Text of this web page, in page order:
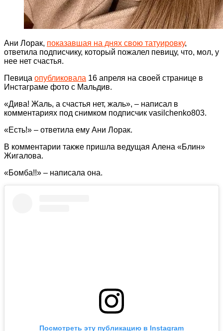
Ани Лорак, показавшая на днях свою татуировку,
ответила подписчику, который пожалел певицу, что, мол, у
нее нет счастья.
Певица опубликовала 16 апреля на своей странице в
Инстаграме фото с Мальдив.
«Дива! Жаль, а счастья нет, жаль», – написал в
комментариях под снимком подписчик vasilchenko803.
«Есть!» – ответила ему Ани Лорак.
В комментарии также пришла ведущая Алена «Блин»
Жигалова.
«Бомба!!» – написала она.
Посмотреть эту публикацию в Instagram